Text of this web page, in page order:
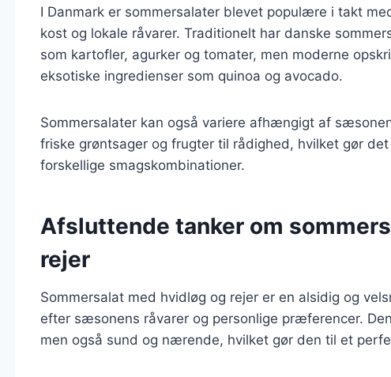
I Danmark er sommersalater blevet populære i takt
kost og lokale råvarer. Traditionelt har danske
som kartofler, agurker og tomater, men moderne
eksotiske ingredienser som quinoa og avocado.
Sommersalater kan også variere afhængigt af
friske grøntsager og frugter til rådighed, hvilket gør
forskellige smagskombinationer.
Afsluttende tanker om
rejer
Sommersalat med hvidløg og rejer er en alsidig og
efter sæsonens råvarer og personlige præferencer.
men også sund og nærende, hvilket gør den til et